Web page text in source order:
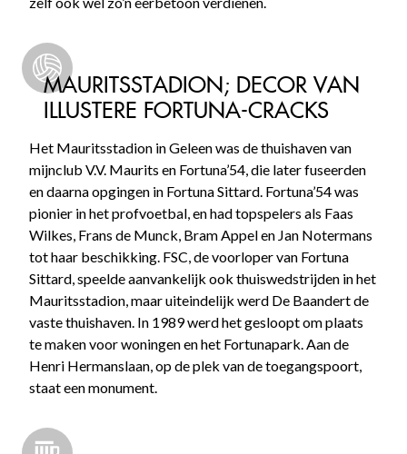
MAURITSSTADION; DECOR VAN
ILLUSTERE FORTUNA-CRACKS
Het Mauritsstadion in Geleen was de thuishaven van
mijnclub V.V. Maurits en Fortuna’54, die later fuseerden
en daarna opgingen in Fortuna Sittard. Fortuna’54 was
pionier in het profvoetbal, en had topspelers als Faas
Wilkes, Frans de Munck, Bram Appel en Jan Notermans
tot haar beschikking. FSC, de voorloper van Fortuna
Sittard, speelde aanvankelijk ook thuiswedstrijden in het
Mauritsstadion, maar uiteindelijk werd De Baandert de
vaste thuishaven. In 1989 werd het gesloopt om plaats
te maken voor woningen en het Fortunapark. Aan de
Henri Hermanslaan, op de plek van de toegangspoort,
staat een monument.